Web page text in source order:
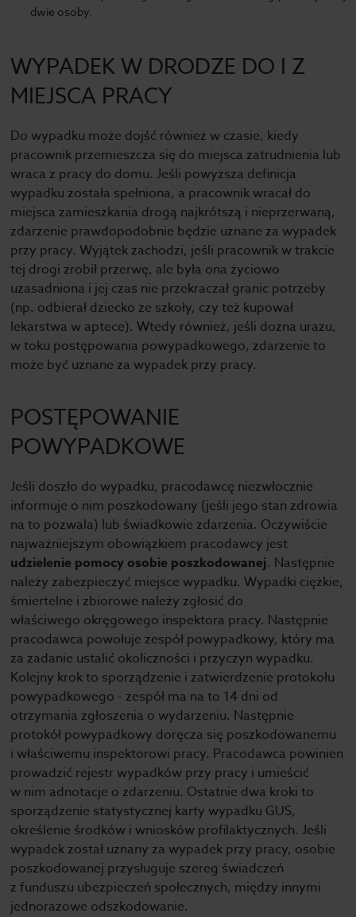
dwie osoby.
WYPADEK W DRODZE DO I Z
MIEJSCA PRACY
Do wypadku może dojść również w czasie, kiedy
pracownik przemieszcza się do miejsca zatrudnienia lub
wraca z pracy do domu. Jeśli powyższa definicja
wypadku została spełniona, a pracownik wracał do
miejsca zamieszkania drogą najkrótszą i nieprzerwaną,
zdarzenie prawdopodobnie będzie uznane za wypadek
przy pracy. Wyjątek zachodzi, jeśli pracownik w trakcie
tej drogi zrobił przerwę, ale była ona życiowo
uzasadniona i jej czas nie przekraczał granic potrzeby
(np. odbierał dziecko ze szkoły, czy też kupował
lekarstwa w aptece). Wtedy również, jeśli dozna urazu,
w toku postępowania powypadkowego, zdarzenie to
może być uznane za wypadek przy pracy.
POSTĘPOWANIE
POWYPADKOWE
Jeśli doszło do wypadku, pracodawcę niezwłocznie
informuje o nim poszkodowany (jeśli jego stan zdrowia
na to pozwala) lub świadkowie zdarzenia. Oczywiście
najważniejszym obowiązkiem pracodawcy jest
udzielenie pomocy osobie poszkodowanej. Następnie
należy zabezpieczyć miejsce wypadku. Wypadki ciężkie,
śmiertelne i zbiorowe należy zgłosić do
właściwego okręgowego inspektora pracy. Następnie
pracodawca powołuje zespół powypadkowy, który ma
za zadanie ustalić okoliczności i przyczyn wypadku.
Kolejny krok to sporządzenie i zatwierdzenie protokołu
powypadkowego - zespół ma na to 14 dni od
otrzymania zgłoszenia o wydarzeniu. Następnie
protokół powypadkowy doręcza się poszkodowanemu
i właściwemu inspektorowi pracy. Pracodawca powinien
prowadzić rejestr wypadków przy pracy i umieścić
w nim adnotacje o zdarzeniu. Ostatnie dwa kroki to
sporządzenie statystycznej karty wypadku GUS,
określenie środków i wniosków profilaktycznych. Jeśli
wypadek został uznany za wypadek przy pracy, osobie
poszkodowanej przysługuje szereg świadczeń
z funduszu ubezpieczeń społecznych, między innymi
jednorazowe odszkodowanie.